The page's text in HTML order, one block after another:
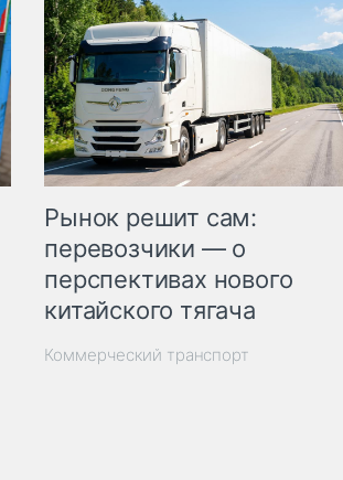
Рынок решит сам:
перевозчики — о
перспективах нового
китайского тягача
Коммерческий транспорт